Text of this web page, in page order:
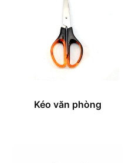
Kéo văn phòng